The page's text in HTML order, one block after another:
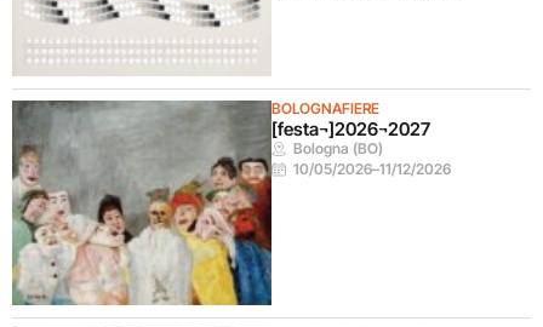
BOLOGNAFIERE
[festa¬]2026¬2027
Bologna (BO)
10/05/2026–11/12/2026